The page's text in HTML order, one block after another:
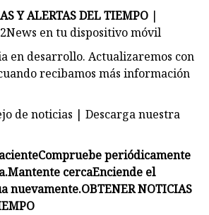
Y ALERTAS DEL TIEMPO |
en tu dispositivo móvil
en desarrollo. Actualizaremos con
recibamos más información
de noticias | Descarga nuestra
Compruebe periódicamente
Mantente cercaEnciende el
nuevamente.OBTENER NOTICIAS